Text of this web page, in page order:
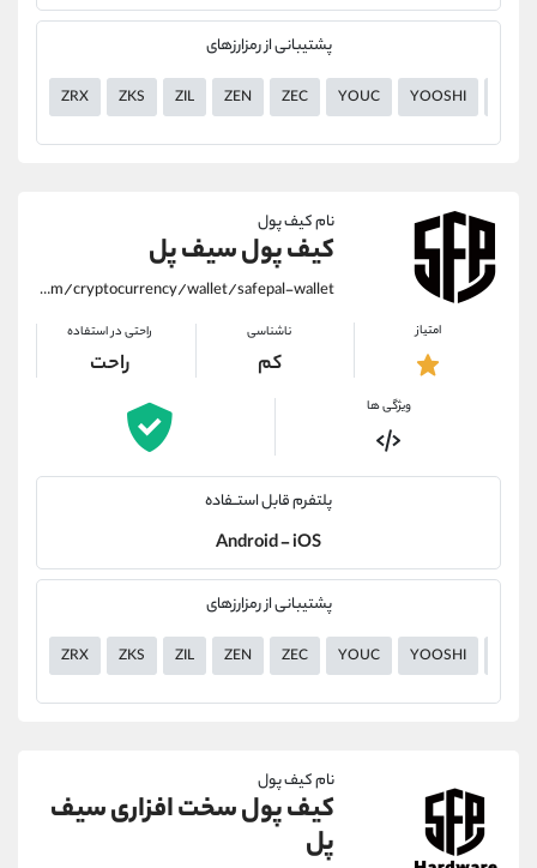
پشتیبانی از رمزارزهای
ZRX ZKS ZIL ZEN ZEC YOUC YOOSHI
نام کیف پول
کیف پول سیف پل
https://alirezamehrabi.com/cryptocurrency/wallet/safepal-wallet
امتیاز ناشناسی
کم
راحتی در استفاده
راحت
ویژگی ها
پلتفرم قابل استــفاده
Android - iOS
پشتیبانی از رمزارزهای
ZRX ZKS ZIL ZEN ZEC YOUC YOOSHI
نام کیف پول
کیف پول سخت افزاری سیف
پل